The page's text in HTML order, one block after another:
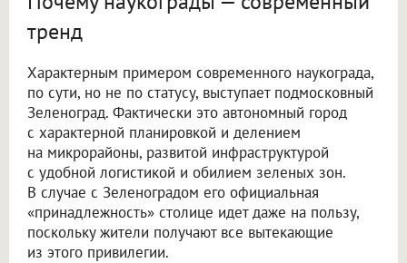
тренд
Характерным примером современного наукограда,
по сути, но не по статусу, выступает подмосковный
Зеленоград. Фактически это автономный город
с характерной планировкой и делением
на микрорайоны, развитой инфраструктурой
с удобной логистикой и обилием зеленых зон.
В случае с Зеленоградом его официальная
«принадлежность» столице идет даже на пользу,
поскольку жители получают все вытекающие
из этого привилегии.